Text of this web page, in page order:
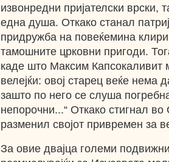
извонредни пријателски врски,
една душа. Откако станал
придружба на повеќемина
тамошните црковни пригоди.
каде што Максим Капсокаливит
велејќи: овој старец веќе нема
зашто по него се слуша
непорочни...“ Откако стигнал во
разменил својот привремен за
За овие двајца големи